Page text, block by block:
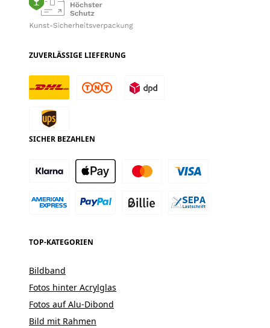
ZUVERLÄSSIGE LIEFERUNG
SICHER BEZAHLEN
TOP-KATEGORIEN
Bildband
Fotos hinter Acrylglas
Fotos auf Alu-Dibond
Bild mit Rahmen